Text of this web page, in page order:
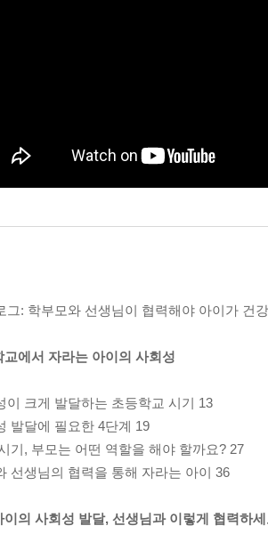
그: 학부모와 선생님이 협력해야 아이가 건
교에서 자라는 아이의 사회성
이 크게 발달하는 초등학교 시기 13
발달에 필요한 4단계 19
기, 부모는 어떤 역할을 해야 할까요? 27
선생님의 협력을 통해 자라는 아이 36
이의 사회성 발달, 선생님과 이렇게 협력하